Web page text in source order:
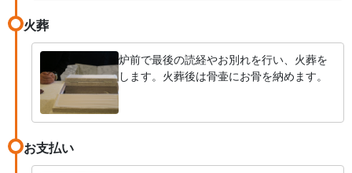
火葬
炉前で最後の読経やお別れを行い、火葬を
します。火葬後は骨壷にお骨を納めます。
お支払い